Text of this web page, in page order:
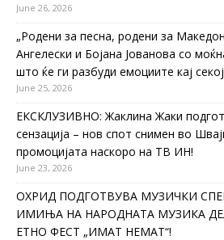
June 26, 2026
„Родени за песна, родени за
Ангелески и Бојана Јованова со
што ќе ги разбуди емоциите кај
June 25, 2026
ЕКСКЛУЗИВНО: Жаклина Жаки
сензација – нов спот снимен во
промоцијата наскоро на ТВ ИН!
June 23, 2026
ОХРИД ПОДГОТВУВА МУЗИЧКИ
ИМИЊА НА НАРОДНАТА МУЗИКА
ЕТНО ФЕСТ „ИМАТ НЕМАТ“!